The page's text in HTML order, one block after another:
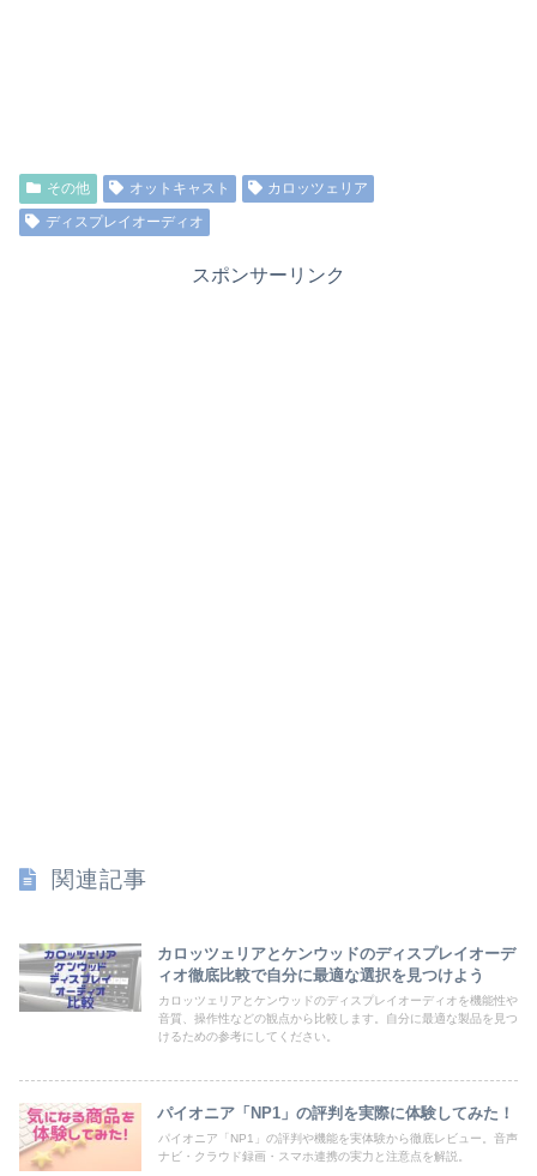
その他 オットキャスト
カロッツェリア
ディスプレイオーディオ
スポンサーリンク
関連記事
カロッツェリアとケンウッドのディスプレイオーデ
ィオ徹底比較で自分に最適な選択を見つけよう
カロッツェリアとケンウッドのディスプレイオーディオを機能性や
音質、操作性などの観点から比較します。自分に最適な製品を見つ
けるための参考にしてください。
パイオニア「NP1」の評判を実際に体験してみた！
パイオニア「NP1」の評判や機能を実体験から徹底レビュー。音声
ナビ・クラウド録画・スマホ連携の実力と注意点を解説。